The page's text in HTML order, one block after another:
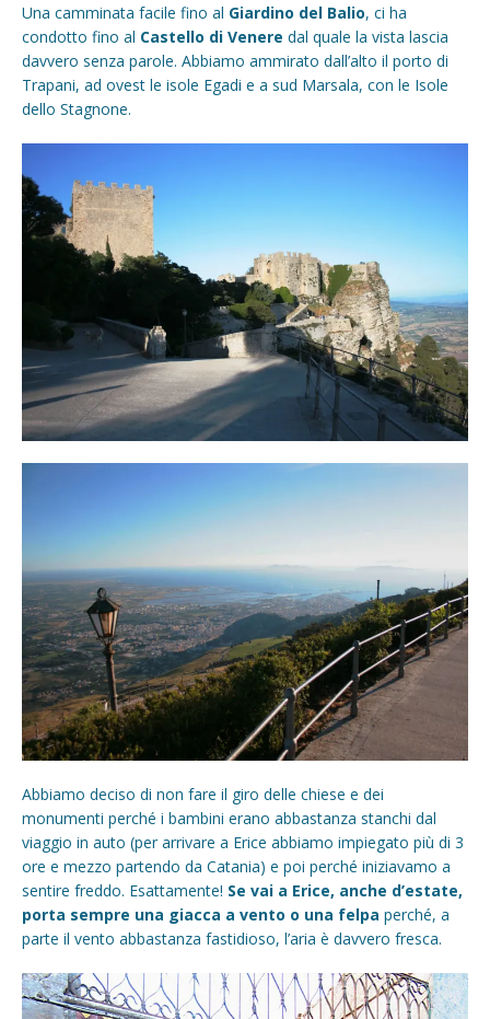
Una camminata facile fino al Giardino del Balio, ci ha
condotto fino al Castello di Venere dal quale la vista lascia
davvero senza parole. Abbiamo ammirato dall’alto il porto di
Trapani, ad ovest le isole Egadi e a sud Marsala, con le Isole
dello Stagnone.
Abbiamo deciso di non fare il giro delle chiese e dei
monumenti perché i bambini erano abbastanza stanchi dal
viaggio in auto (per arrivare a Erice abbiamo impiegato più di 3
ore e mezzo partendo da Catania) e poi perché iniziavamo a
sentire freddo. Esattamente! Se vai a Erice, anche d’estate,
porta sempre una giacca a vento o una felpa perché, a
parte il vento abbastanza fastidioso, l’aria è davvero fresca.